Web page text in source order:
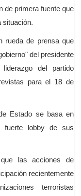
de primera fuente que
situación.
rueda de prensa que
del presidente
del partido
para el 18 de
Estado se basa en
fuerte lobby de sus
que las acciones de
recientemente
terroristas